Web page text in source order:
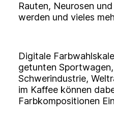
Rauten, Neurosen
werden und vieles
Digitale
getunten
Schwerindustrie,
im Kaffee können
Farbkompositionen